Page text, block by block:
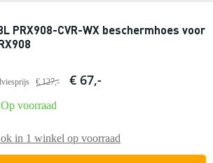
PRX908-CVR-WX beschermhoes voor
€ 127,- € 67,-
Op voorraad
in 1 winkel op voorraad